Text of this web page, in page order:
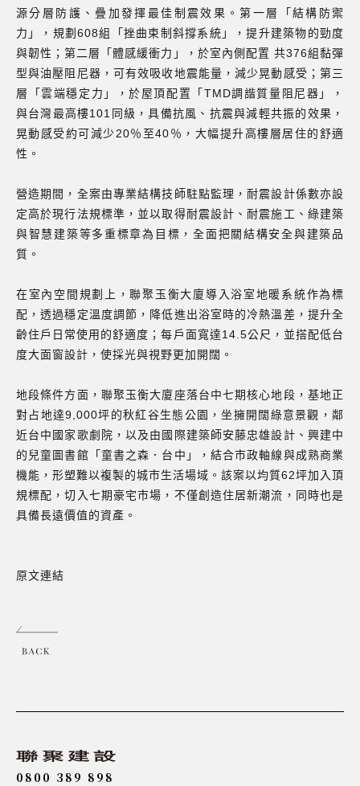
源分層防護、疊加發揮最佳制震效果。第一層「結構防禦
力」，規劃608組「挫曲束制斜撐系統」，提升建築物的勁度
與韌性；第二層「體感緩衝力」，於室內側配置 共376組黏彈
型與油壓阻尼器，可有效吸收地震能量，減少晃動感受；第三
層「雲端穩定力」，於屋頂配置「TMD調諧質量阻尼器」，
與台灣最高樓101同級，具備抗風、抗震與減輕共振的效果，
晃動感受約可減少20％至40％，大幅提升高樓層居住的舒適
性。
營造期間，全案由專業結構技師駐點監理，耐震設計係數亦設
定高於現行法規標準，並以取得耐震設計、耐震施工、綠建築
與智慧建築等多重標章為目標，全面把關結構安全與建築品
質。
在室內空間規劃上，聯聚玉衡大廈導入浴室地暖系統作為標
配，透過穩定溫度調節，降低進出浴室時的冷熱溫差，提升全
齡住戶日常使用的舒適度；每戶面寬達14.5公尺，並搭配低台
度大面窗設計，使採光與視野更加開闊。
地段條件方面，聯聚玉衡大廈座落台中七期核心地段，基地正
對占地達9,000坪的秋紅谷生態公園，坐擁開闊綠意景觀，鄰
近台中國家歌劇院，以及由國際建築師安藤忠雄設計、興建中
的兒童圖書館「童書之森．台中」，結合市政軸線與成熟商業
機能，形塑難以複製的城市生活場域。該案以均質62坪加入頂
規標配，切入七期豪宅市場，不僅創造住居新潮流，同時也是
具備長遠價值的資產。
原文連結
0800 389 898